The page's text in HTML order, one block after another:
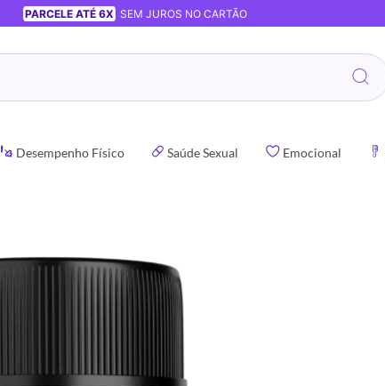
PARCELE ATÉ 6X SEM JUROS NO CARTÃO
Desempenho Físico Saúde Sexual Emocional